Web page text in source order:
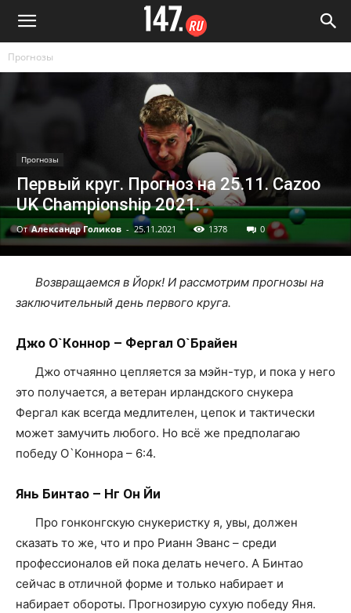
Прогнозы
Прогнозы
Первый круг. Прогноз на 25.11. Cazoo
UK Championship 2021.
От Александр Голиков - 25.11.2021 1378 0
Возвращаемся в Йорк! И рассмотрим прогнозы на
заключительный день первого круга.
Джо О`Коннор – Фергал О`Брайен
Джо отчаянно цепляется за мэйн-тур, и пока у него
это получается, а ветеран ирландского снукера
Фергал как всегда медлителен, цепок и тактически
может замучить любого. Но всё же предполагаю
победу О`Коннора – 6:4.
Янь Бинтао – Нг Он Йи
Про гонконгскую снукеристку я, увы, должен
сказать то же, что и про Рианн Эванс – среди
профессионалов ей пока делать нечего. А Бинтао
сейчас в отличной форме и только набирает и
набирает обороты. Прогнозирую сухую победу Яня.